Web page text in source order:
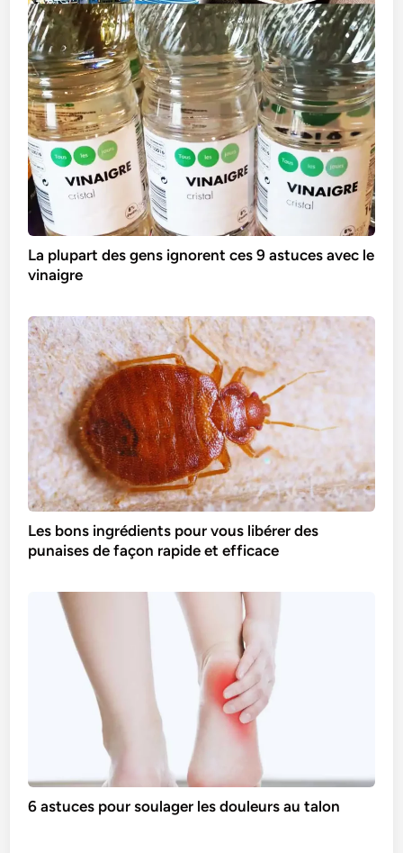
La plupart des gens ignorent ces 9 astuces avec le
vinaigre
Les bons ingrédients pour vous libérer des
punaises de façon rapide et efficace
6 astuces pour soulager les douleurs au talon